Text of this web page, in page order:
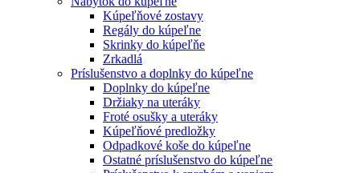
Kúpeľňové zostavy
Regály do kúpeľne
Skrinky do kúpeľňe
Zrkadlá
Príslušenstvo a doplnky do kúpeľne
Doplnky do kúpeľne
Držiaky na uteráky
Froté osušky a uteráky
Kúpeľňové predložky
Odpadkové koše do kúpeľne
Ostatné príslušenstvo do kúpeľne